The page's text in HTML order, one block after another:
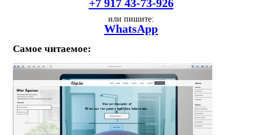
+7 917 43-73-926
или пишите:
WhatsApp
Самое читаемое: